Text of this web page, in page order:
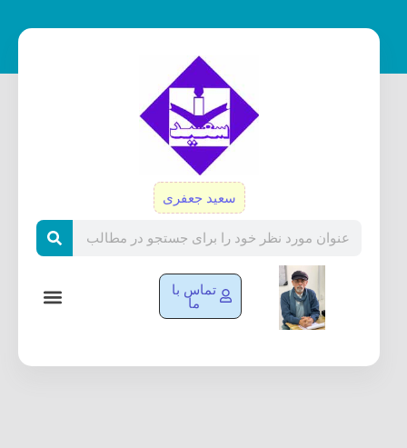
سعید جعفری
تماس با
ما